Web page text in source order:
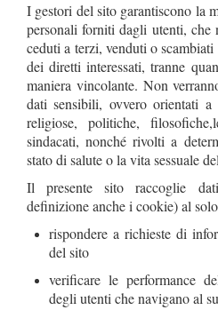
I gestori del sito garantiscono la
personali forniti dagli utenti, che
ceduti a terzi, venduti o
dei diretti interessati, tranne
maniera vincolante. Non
dati sensibili, ovvero orientati
religiose, politiche,
sindacati, nonché rivolti a
stato di salute o la vita sessuale
Il presente sito raccoglie
definizione anche i cookie) al
rispondere a richieste di
del sito
verificare le performance
degli utenti che navigano al